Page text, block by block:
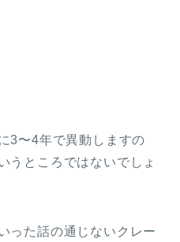
3〜4年で異動しますの
うところではないでしょ
った話の通じないクレー